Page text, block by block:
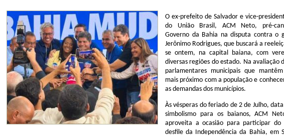
O ex-prefeito de Salvador e vice-
do União Brasil, ACM Neto, pré-
Governo da Bahia na disputa contra o
Jerônimo Rodrigues, que buscará a
se ontem, na capital baiana, com
diversas regiões do estado. Na avaliação
parlamentares municipais que
mais próximo com a população e
as demandas dos municípios.
Às vésperas do feriado de 2 de Julho,
simbolismo para os baianos, ACM
aproveita a ocasião para participar do
desfile da Independência da Bahia, em